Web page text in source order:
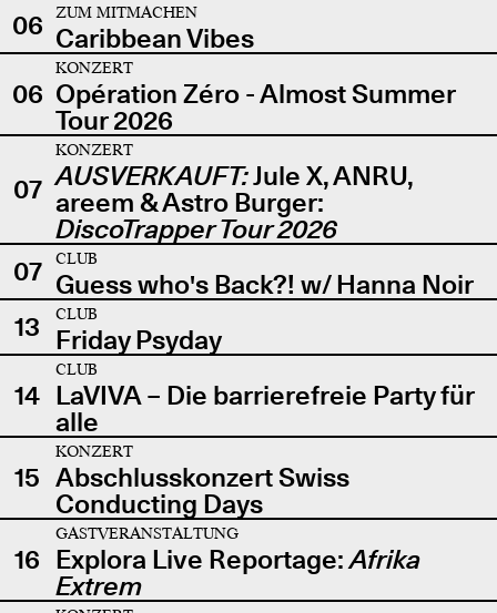
06
ZUM MITMACHEN
Caribbean Vibes
06
KONZERT
Opération Zéro - Almost Summer
Tour 2026
07
KONZERT
AUSVERKAUFT:Jule X, ANRU,
areem & Astro Burger:
DiscoTrapper Tour 2026
07
CLUB
Guess who's Back?! w/ Hanna Noir
13
CLUB
Friday Psyday
14
CLUB
LaVIVA – Die barrierefreie Party für
alle
15
KONZERT
Abschlusskonzert Swiss
Conducting Days
16
GASTVERANSTALTUNG
Explora Live Reportage:Afrika
Extrem